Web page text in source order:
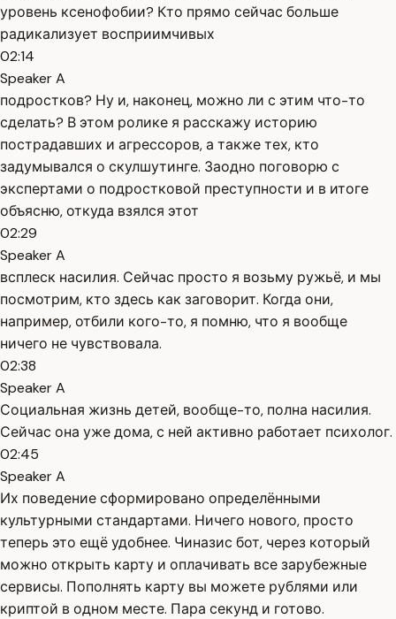
уровень ксенофобии? Кто прямо сейчас больше
радикализует восприимчивых
02:14
Speaker A
подростков? Ну и, наконец, можно ли с этим что-то
сделать? В этом ролике я расскажу историю
пострадавших и агрессоров, а также тех, кто
задумывался о скулшутинге. Заодно поговорю с
экспертами о подростковой преступности и в итоге
объясню, откуда взялся этот
02:29
Speaker A
всплеск насилия. Сейчас просто я возьму ружьё, и мы
посмотрим, кто здесь как заговорит. Когда они,
например, отбили кого-то, я помню, что я вообще
ничего не чувствовала.
02:38
Speaker A
Социальная жизнь детей, вообще-то, полна насилия.
Сейчас она уже дома, с ней активно работает психолог.
02:45
Speaker A
Их поведение сформировано определёнными
культурными стандартами. Ничего нового, просто
теперь это ещё удобнее. Чиназис бот, через который
можно открыть карту и оплачивать все зарубежные
сервисы. Пополнять карту вы можете рублями или
криптой в одном месте. Пара секунд и готово.